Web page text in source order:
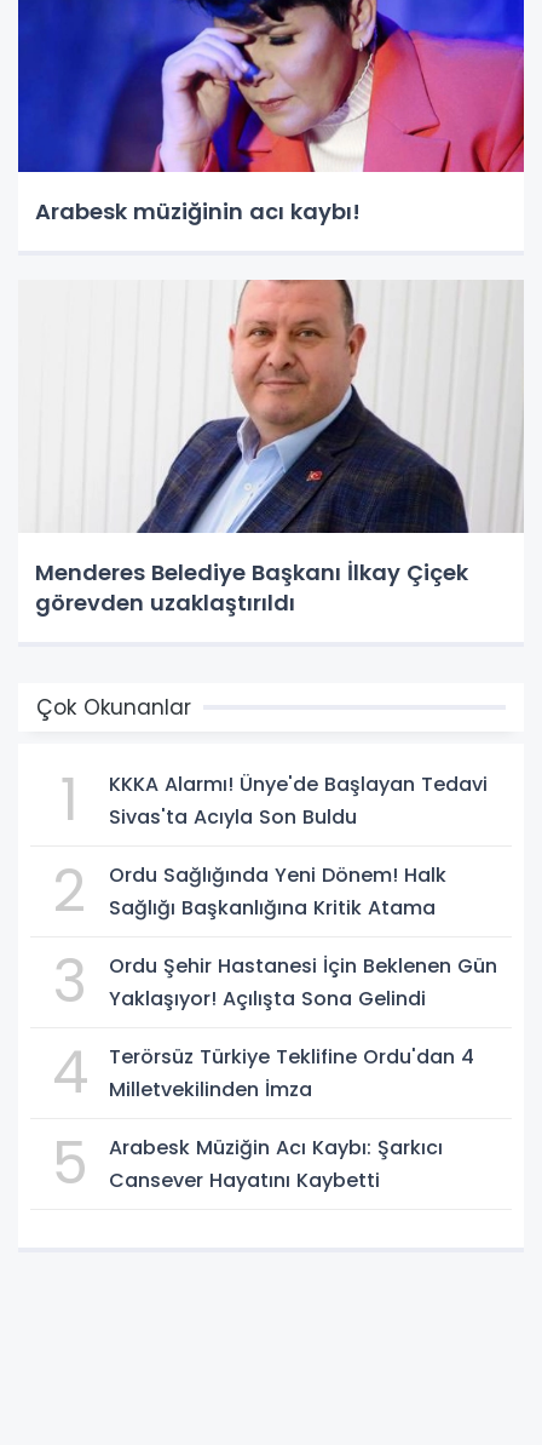
Arabesk müziğinin acı kaybı!
Menderes Belediye Başkanı İlkay Çiçek
görevden uzaklaştırıldı
Çok Okunanlar
1
KKKA Alarmı! Ünye'de Başlayan Tedavi
Sivas'ta Acıyla Son Buldu
2
Ordu Sağlığında Yeni Dönem! Halk
Sağlığı Başkanlığına Kritik Atama
3
Ordu Şehir Hastanesi İçin Beklenen Gün
Yaklaşıyor! Açılışta Sona Gelindi
4
Terörsüz Türkiye Teklifine Ordu'dan 4
Milletvekilinden İmza
5
Arabesk Müziğin Acı Kaybı: Şarkıcı
Cansever Hayatını Kaybetti